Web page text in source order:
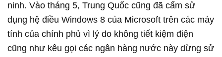
ninh. Vào tháng 5, Trung Quốc cũng đã cấm sử
dụng hệ điều Windows 8 của Microsoft trên các máy
tính của chính phủ vì lý do không tiết kiệm điện
cũng như kêu gọi các ngân hàng nước này dừng sử